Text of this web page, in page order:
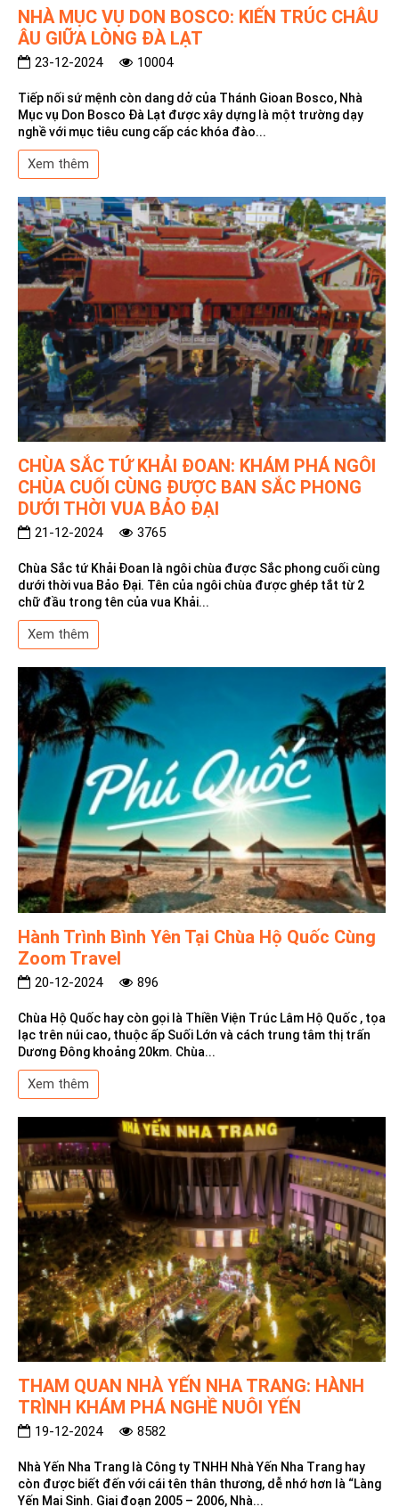
NHÀ MỤC VỤ DON BOSCO: KIẾN TRÚC CHÂU
ÂU GIỮA LÒNG ĐÀ LẠT
23-12-2024 10004
Tiếp nối sứ mệnh còn dang dở của Thánh Gioan Bosco, Nhà
Mục vụ Don Bosco Đà Lạt được xây dựng là một trường dạy
nghề với mục tiêu cung cấp các khóa đào...
Xem thêm
CHÙA SẮC TỨ KHẢI ĐOAN: KHÁM PHÁ NGÔI
CHÙA CUỐI CÙNG ĐƯỢC BAN SẮC PHONG
DƯỚI THỜI VUA BẢO ĐẠI
21-12-2024 3765
Chùa Sắc tứ Khải Đoan là ngôi chùa được Sắc phong cuối cùng
dưới thời vua Bảo Đại. Tên của ngôi chùa được ghép tắt từ 2
chữ đầu trong tên của vua Khải...
Xem thêm
Hành Trình Bình Yên Tại Chùa Hộ Quốc Cùng
Zoom Travel
20-12-2024 896
Chùa Hộ Quốc hay còn gọi là Thiền Viện Trúc Lâm Hộ Quốc , tọa
lạc trên núi cao, thuộc ấp Suối Lớn và cách trung tâm thị trấn
Dương Đông khoảng 20km. Chùa...
Xem thêm
THAM QUAN NHÀ YẾN NHA TRANG: HÀNH
TRÌNH KHÁM PHÁ NGHỀ NUÔI YẾN
19-12-2024 8582
Nhà Yến Nha Trang là Công ty TNHH Nhà Yến Nha Trang hay
còn được biết đến với cái tên thân thương, dễ nhớ hơn là “Làng
Yến Mai Sinh. Giai đoạn 2005 – 2006, Nhà...